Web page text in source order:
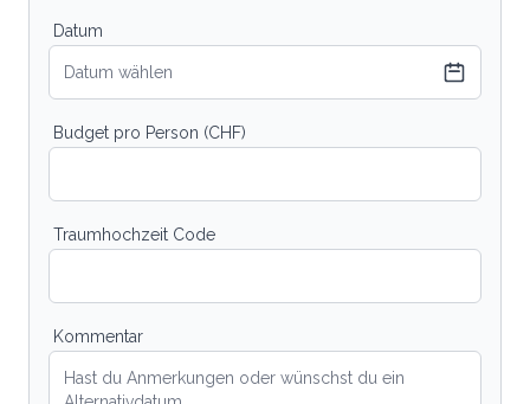
Datum
Datum wählen
Budget pro Person (CHF)
Traumhochzeit Code
Kommentar